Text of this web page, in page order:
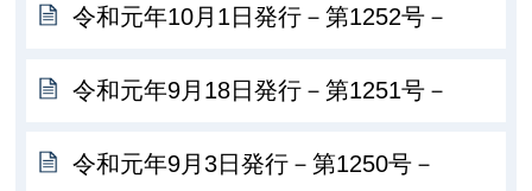
令和元年10月1日発行－第1252号－
令和元年9月18日発行－第1251号－
令和元年9月3日発行－第1250号－